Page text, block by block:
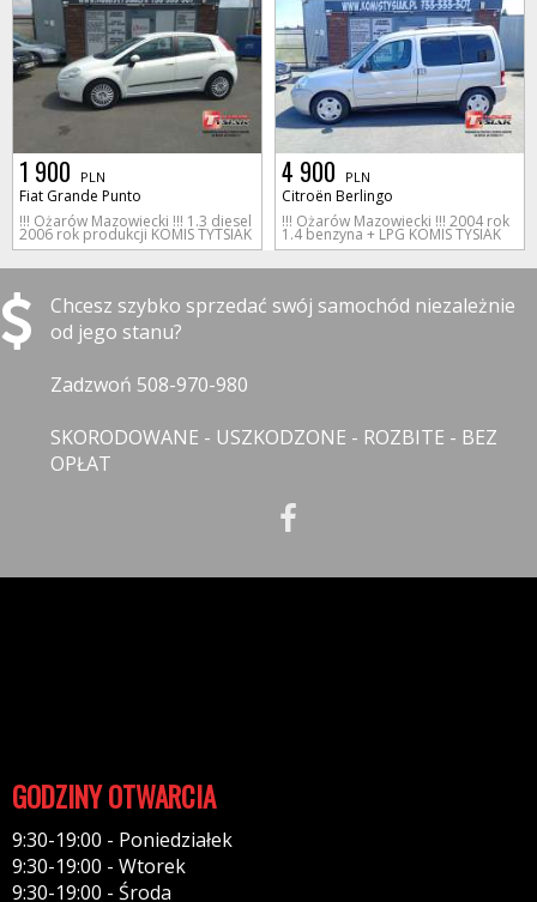
1 900 PLN
Fiat Grande Punto
!!! Ożarów Mazowiecki !!! 1.3 diesel
2006 rok produkcji KOMIS TYTSIAK
4 900 PLN
Citroën Berlingo
!!! Ożarów Mazowiecki !!! 2004 rok
1.4 benzyna + LPG KOMIS TYSIAK
Chcesz szybko sprzedać swój samochód niezależnie
od jego stanu?
Zadzwoń 508-970-980
SKORODOWANE - USZKODZONE - ROZBITE - BEZ
OPŁAT
GODZINY OTWARCIA
9:30-19:00 - Poniedziałek
9:30-19:00 - Wtorek
9:30-19:00 - Środa